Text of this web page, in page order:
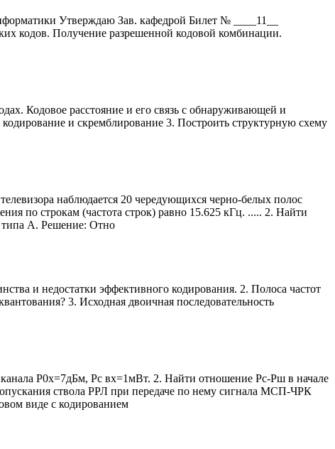
Утверждаю Зав. кафедрой Билет № ____11__
кодов. Получение разрешенной кодовой комбинации.
Кодовое расстояние и его связь с обнаруживающей и
и скремблирование 3. Построить структурную схему
наблюдается 20 чередующихся черно-белых полос
по строкам (частота строк) равно 15.625 кГц. ..... 2. Найти
типа А. Решение: Отно
и недостатки эффективного кодирования. 2. Полоса частот
3. Исходная двоичная последовательность
Р0х=7дБм, Рс вх=1мВт. 2. Найти отношение Рс-Рш в начале
ствола РРЛ при передаче по нему сигнала МСП-ЧРК
виде с кодированием